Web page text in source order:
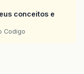
conceitos e
Codigo